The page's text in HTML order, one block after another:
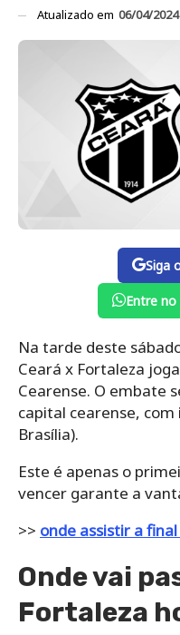
Atualizado em 06/04/2024
Siga
Entre no
Na tarde deste
Ceará x Fortaleza
Cearense. O embate
capital cearense,
Brasília).
Este é apenas o
vencer garante a
>> onde assistir a
Onde vai
Fortaleza